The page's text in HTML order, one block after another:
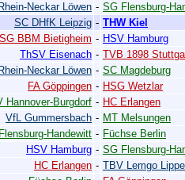
Rhein-Neckar Löwen - SG Flensburg-
SC DHfK Leipzig - THW Kiel
SG BBM Bietigheim - HSV Hamburg
ThSV Eisenach - TVB 1898
Rhein-Neckar Löwen - SC Magdeburg
FA Göppingen - HSG Wetzlar
Hannover-Burgdorf - HC Erlangen
VfL Gummersbach - MT Melsungen
Handewitt - Füchse Berlin
HSV Hamburg - SG Flensburg-
HC Erlangen - TBV Lemgo Lippe